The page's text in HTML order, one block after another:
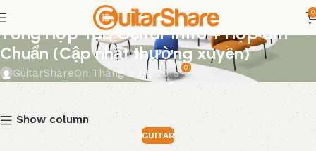
0
GUITAR
Tổng Hợp Tab Guitar Intro + Hợp âm
Chuẩn (Cập nhật thường xuyên)
GuitarShareOn Tháng 9 24, 2018 0
Show column
GUITAR